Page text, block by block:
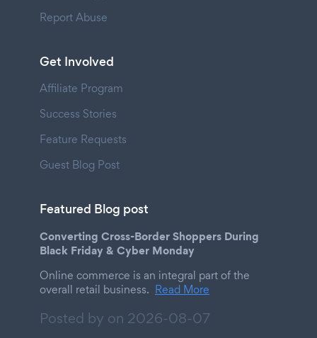
Report Abuse
Get Involved
Affiliate Program
Success Stories
Feature Requests
Guest Blog Post
Featured Blog post
Converting Cross-Border Shoppers During
Black Friday & Cyber Monday
Online commerce is an integral part of the
overall retail business. Read More
Posted by on 2026-08-07